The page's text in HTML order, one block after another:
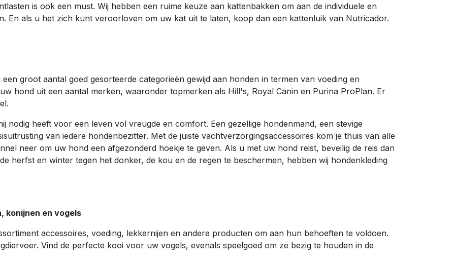
is ook een must. Wij hebben een ruime keuze aan kattenbakken om aan de individuele en
En als u het zich kunt veroorloven om uw kat uit te laten, koop dan een kattenluik van Nutricador.
groot aantal goed gesorteerde categorieën gewijd aan honden in termen van voeding en
hond uit een aantal merken, waaronder topmerken als Hill's, Royal Canin en Purina ProPlan. Er
nodig heeft voor een leven vol vreugde en comfort. Een gezellige hondenmand, een stevige
van iedere hondenbezitter. Met de juiste vachtverzorgingsaccessoires kom je thuis van alle
neer om uw hond een afgezonderd hoekje te geven. Als u met uw hond reist, beveilig de reis dan
herfst en winter tegen het donker, de kou en de regen te beschermen, hebben wij hondenkleding
konijnen en vogels
accessoires, voeding, lekkernijen en andere producten om aan hun behoeften te voldoen.
Vind de perfecte kooi voor uw vogels, evenals speelgoed om ze bezig te houden in de